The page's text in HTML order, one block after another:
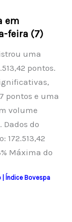
em
feira (7)
uma
pontos.
pontos e uma
volume
do
172.513,42
Máxima do
Índice Bovespa